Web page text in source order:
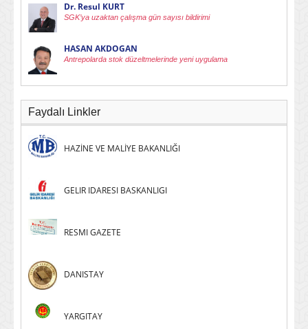
Dr. Resul KURT
SGK’ya uzaktan çalışma gün sayısı bildirimi
HASAN AKDOGAN
Antrepolarda stok düzeltmelerinde yeni uygulama
Faydalı Linkler
HAZİNE VE MALİYE BAKANLIĞI
GELIR IDARESI BASKANLIGI
RESMI GAZETE
DANISTAY
YARGITAY